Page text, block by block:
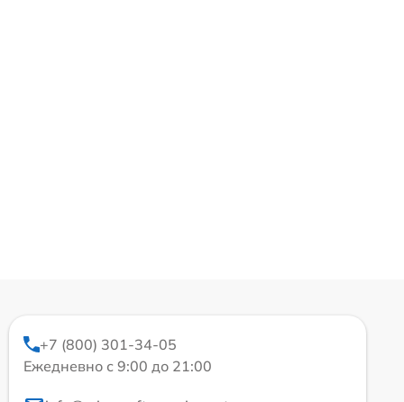
+7 (800) 301-34-05
Ежедневно с 9:00 до 21:00